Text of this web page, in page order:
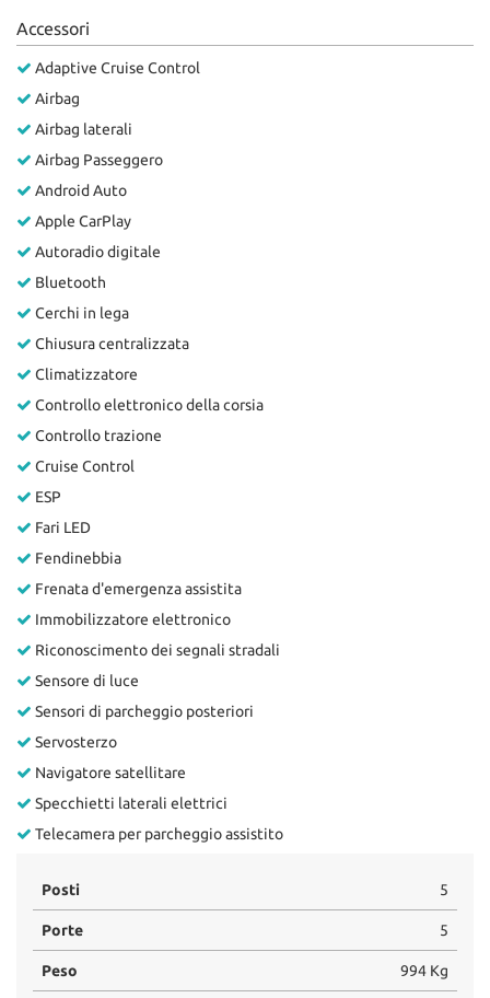
Accessori
Adaptive Cruise Control
Airbag
Airbag laterali
Airbag Passeggero
Android Auto
Apple CarPlay
Autoradio digitale
Bluetooth
Cerchi in lega
Chiusura centralizzata
Climatizzatore
Controllo elettronico della corsia
Controllo trazione
Cruise Control
ESP
Fari LED
Fendinebbia
Frenata d'emergenza assistita
Immobilizzatore elettronico
Riconoscimento dei segnali stradali
Sensore di luce
Sensori di parcheggio posteriori
Servosterzo
Navigatore satellitare
Specchietti laterali elettrici
Telecamera per parcheggio assistito
Posti 5
Porte 5
Peso 994 Kg
Salva
impostazioni